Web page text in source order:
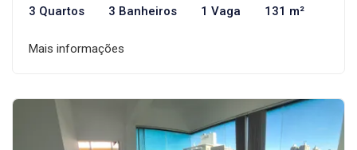
3 Quartos 3 Banheiros 1 Vaga 131 m²
Mais informações